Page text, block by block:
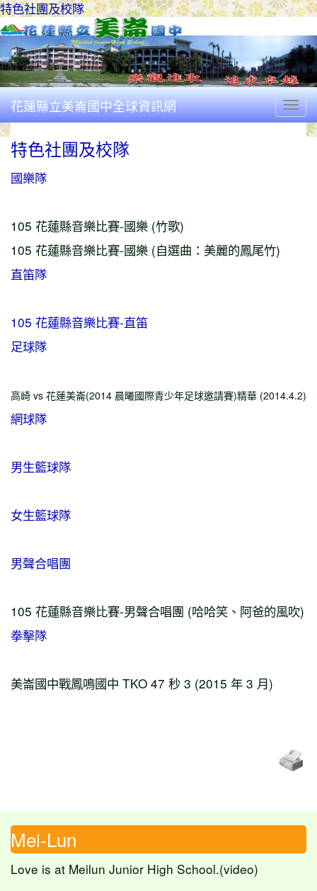
特色社團及校隊
花蓮縣立美崙國中全球資訊網
特色社團及校隊
國樂隊
105 花蓮縣音樂比賽-國樂 (竹歌)
105 花蓮縣音樂比賽-國樂 (自選曲：美麗的鳳尾竹)
直笛隊
105 花蓮縣音樂比賽-直笛
足球隊
高崎 vs 花蓮美崙(2014 晨曦國際青少年足球邀請賽)精華 (2014.4.2)
網球隊
男生籃球隊
女生籃球隊
男聲合唱團
105 花蓮縣音樂比賽-男聲合唱團 (哈哈笑、阿爸的風吹)
拳擊隊
美崙國中戰鳳鳴國中 TKO 47 秒 3 (2015 年 3 月)
Mei-Lun
Love is at Meilun Junior High School.(video)